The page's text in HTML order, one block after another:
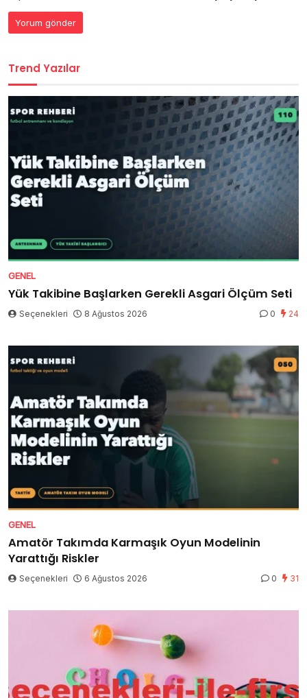
Trend Yazılar
GENEL
Yük Takibine Başlarken Gerekli Asgari Ölçüm Seti
Seçenekleri 8 Ağustos 2026 0 24
GENEL
Amatör Takımda Karmaşık Oyun Modelinin
Yarattığı Riskler
Seçenekleri 6 Ağustos 2026 0 31